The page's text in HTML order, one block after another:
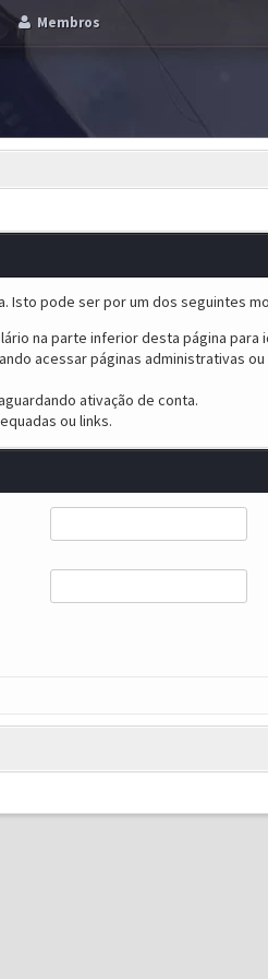
Membros
Isto pode ser por um dos seguintes
na parte inferior desta página para
acessar páginas administrativas
ativação de conta.
ou links.